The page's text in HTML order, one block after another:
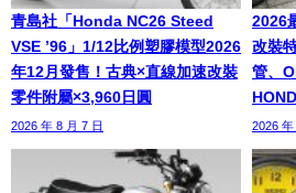
青島社「Honda NC26 Steed
VSE ’96」1/12比例塑膠模型2026
年12月發售！古典×直線加速改裝
零件附屬×3,960日圓
2026 年 8 月 7 日
2026
改裝
管、
2026 年